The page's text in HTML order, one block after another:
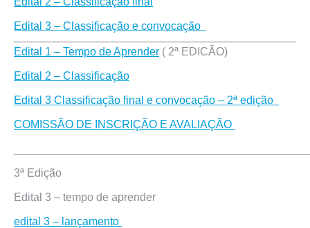
Edital 3 – Classificação e convocação
Edital 1 – Tempo de Aprender ( 2ª EDICÃO)
Edital 2 – Classificação
Edital 3 Classificação final e convocação – 2ª edição
COMISSÃO DE INSCRIÇÃO E AVALIAÇÃO
3ª Edição
Edital 3 – tempo de aprender
edital 3 – lançamento